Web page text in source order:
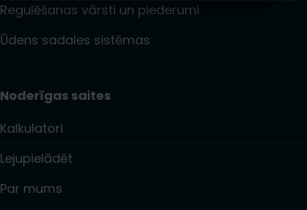
Regulēšanas vārsti un piederumi
Ūdens sadales sistēmas
Noderīgas saites
Kalkulatori
Lejupielādēt
Par mums